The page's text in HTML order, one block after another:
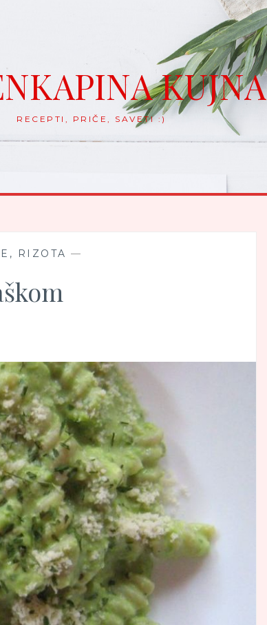
KUJNA
RECEPTI, PRIČE, SAVETI :)
RIZOTA —